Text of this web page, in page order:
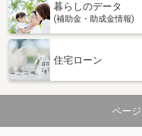
暮らしのデータ
(補助金・助成金情報)
住宅ローン
ペー